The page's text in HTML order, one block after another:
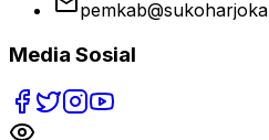
Kontak
location_onJl. Jend. Sudirman
phone(0271) 593068
email